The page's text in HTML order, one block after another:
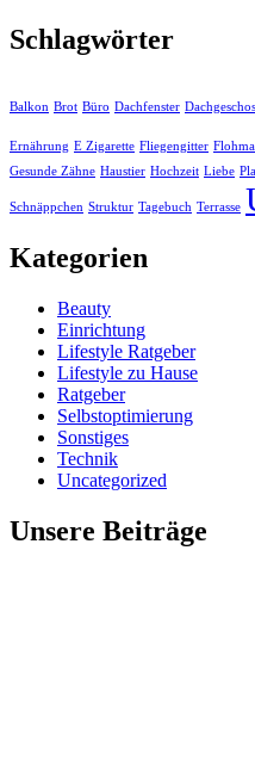
Schlagwörter
Balkon Brot Büro Dachfenster
Ernährung E Zigarette Fliegengitter
Gesunde Zähne Haustier Hochzeit Liebe
Schnäppchen Struktur Tagebuch Terrasse
Kategorien
Beauty
Einrichtung
Lifestyle Ratgeber
Lifestyle zu Hause
Ratgeber
Selbstoptimierung
Sonstiges
Technik
Uncategorized
Unsere Beiträge